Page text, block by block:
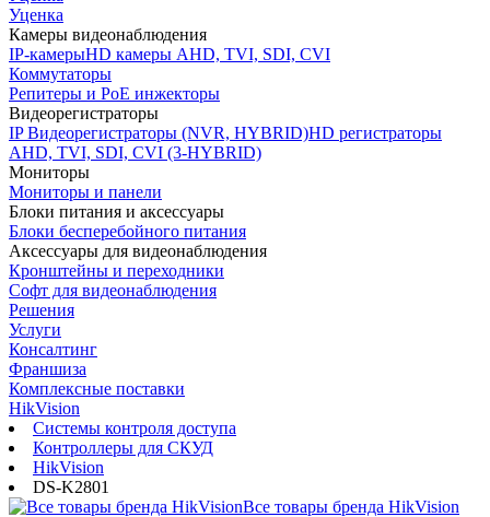
Уценка
Камеры видеонаблюдения
IP-камерыHD камеры AHD, TVI, SDI, CVI
Коммутаторы
Репитеры и PoE инжекторы
Видеорегистраторы
IP Видеорегистраторы (NVR, HYBRID)HD регистраторы
AHD, TVI, SDI, CVI (3-HYBRID)
Мониторы
Мониторы и панели
Блоки питания и аксессуары
Блоки бесперебойного питания
Аксессуары для видеонаблюдения
Кронштейны и переходники
Софт для видеонаблюдения
Решения
Услуги
Консалтинг
Франшиза
Комплексные поставки
HikVision
Системы контроля доступа
Контроллеры для СКУД
HikVision
DS-K2801
Все товары бренда HikVision